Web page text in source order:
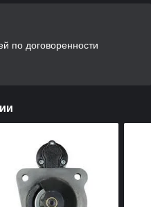
по договоренности